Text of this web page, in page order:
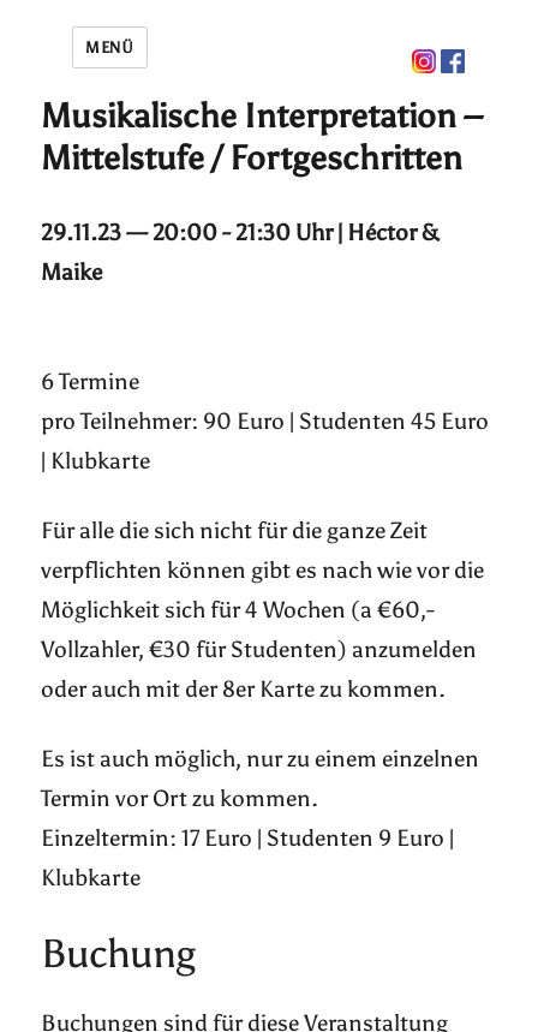
MENÜ
Musikalische Interpretation –
Mittelstufe / Fortgeschritten
29.11.23 — 20:00 - 21:30 Uhr | Héctor &
Maike
6 Termine
pro Teilnehmer: 90 Euro | Studenten 45 Euro
| Klubkarte
Für alle die sich nicht für die ganze Zeit
verpflichten können gibt es nach wie vor die
Möglichkeit sich für 4 Wochen (a €60,-
Vollzahler, €30 für Studenten) anzumelden
oder auch mit der 8er Karte zu kommen.
Es ist auch möglich, nur zu einem einzelnen
Termin vor Ort zu kommen.
Einzeltermin: 17 Euro | Studenten 9 Euro |
Klubkarte
Buchung
Buchungen sind für diese Veranstaltung